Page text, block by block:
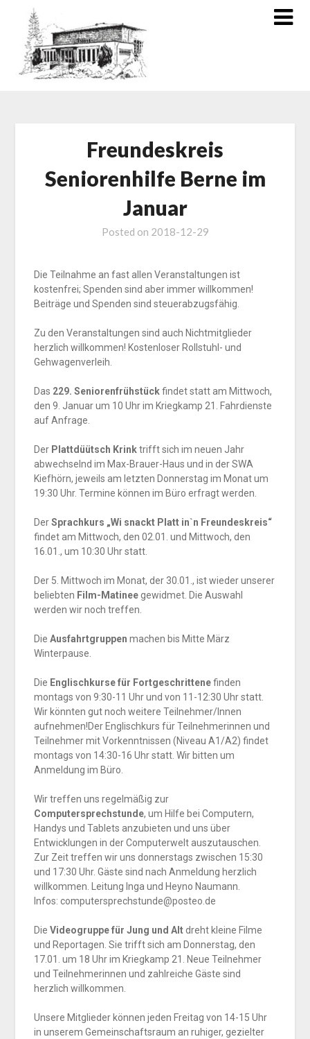
Freundeskreis
Seniorenhilfe Berne im
Januar
Posted on 2018-12-29
Die Teilnahme an fast allen Veranstaltungen ist
kostenfrei; Spenden sind aber immer willkommen!
Beiträge und Spenden sind steuerabzugsfähig.
Zu den Veranstaltungen sind auch Nichtmitglieder
herzlich willkommen! Kostenloser Rollstuhl- und
Gehwagenverleih.
Das 229. Seniorenfrühstückfindet statt am Mittwoch,
den 9. Januar um 10 Uhr im Kriegkamp 21. Fahrdienste
auf Anfrage.
Der Plattdüütsch Krinktrifft sich im neuen Jahr
abwechselnd im Max-Brauer-Haus und in der SWA
Kiefhörn, jeweils am letzten Donnerstag im Monat um
19:30 Uhr. Termine können im Büro erfragt werden.
DerSprachkurs „Wi snackt Platt in`n Freundeskreis“
findet am Mittwoch, den 02.01. und Mittwoch, den
16.01., um 10:30 Uhr statt.
Der 5. Mittwoch im Monat, der 30.01., ist wieder unserer
beliebten Film-Matineegewidmet. Die Auswahl
werden wir noch treffen.
Die Ausfahrtgruppen machen bis Mitte März
Winterpause.
Die Englischkurse für Fortgeschrittenefinden
montags von 9:30-11 Uhr und von 11-12:30 Uhr statt.
Wir könnten gut noch weitere Teilnehmer/Innen
aufnehmen!Der Englischkurs für Teilnehmerinnen und
Teilnehmer mit Vorkenntnissen (Niveau A1/A2) findet
montags von 14:30-16 Uhr statt. Wir bitten um
Anmeldung im Büro.
Wir treffen uns regelmäßig zur
Computersprechstunde, um Hilfe bei Computern,
Handys und Tablets anzubieten und uns über
Entwicklungen in der Computerwelt auszutauschen.
Zur Zeit treffen wir uns donnerstags zwischen 15:30
und 17:30 Uhr. Gäste sind nach Anmeldung herzlich
willkommen. Leitung Inga und Heyno Naumann.
Infos: computersprechstunde@posteo.de
Die Videogruppe für Jung und Altdreht kleine Filme
und Reportagen. Sie trifft sich am Donnerstag, den
17.01. um 18 Uhr im Kriegkamp 21. Neue Teilnehmer
und Teilnehmerinnen und zahlreiche Gäste sind
herzlich willkommen.
Unsere Mitglieder können jeden Freitag von 14-15 Uhr
in unserem Gemeinschaftsraum an ruhiger, gezielter